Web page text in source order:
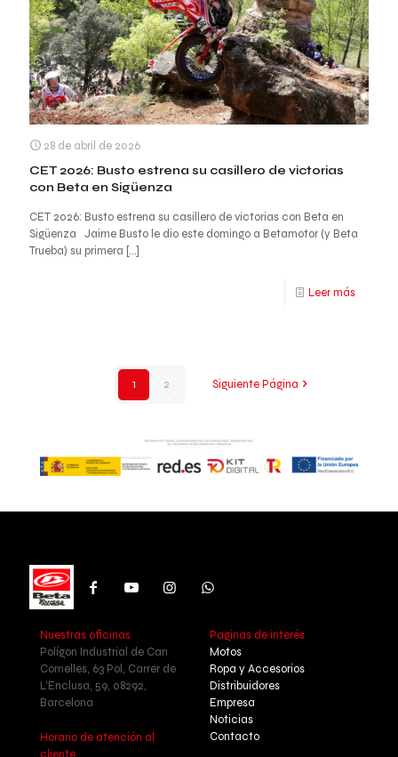
28 de abril de 2026
CET 2026: Busto estrena su casillero de victorias
con Beta en Sigüenza
CET 2026: Busto estrena su casillero de victorias con Beta en
Sigüenza Jaime Busto le dio este domingo a Betamotor (y Beta
Trueba) su primera […]
Leer más
1 2 Siguiente Página
Nuestras oficinas
Polígon Industrial de Can
Comelles, 63 Pol, Carrer de
L'Enclusa, 59, 08292,
Barcelona
Horario de atención al
Paginas de interés
Motos
Ropa y Accesorios
Distribuidores
Empresa
Noticias
Contacto